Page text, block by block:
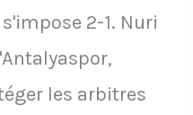
2-1. Nuri
les arbitres